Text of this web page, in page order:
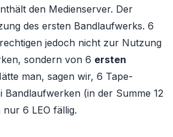
den Medienserver. Der
des ersten Bandlaufwerks. 6
jedoch nicht zur Nutzung
sondern von 6 ersten
man, sagen wir, 6 Tape-
Bandlaufwerken (in der Summe 12
6 LEO fällig.